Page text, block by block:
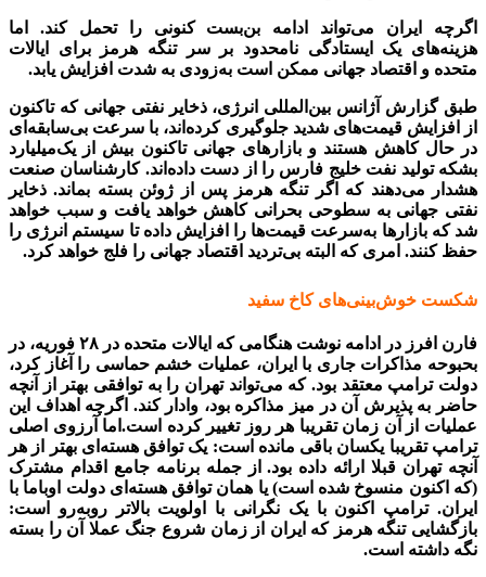
اگرچه ایران می‌تواند ادامه بن‌بست کنونی را تحمل کند. اما
هزینه‌های یک ایستادگی نامحدود بر سر تنگه هرمز برای ایالات
متحده و اقتصاد جهانی ممکن است به‌زودی به شدت افزایش یابد.
طبق گزارش آژانس بین‌المللی انرژی، ذخایر نفتی جهانی که تاکنون
از افزایش قیمت‌های شدید جلوگیری کرده‌اند، با سرعت بی‌سابقه‌ای
در حال کاهش هستند و بازارهای جهانی تاکنون بیش از یک‌میلیارد
بشکه تولید نفت خلیج فارس را از دست داده‌اند. کارشناسان صنعت
هشدار می‌دهند که اگر تنگه هرمز پس از ژوئن بسته بماند. ذخایر
نفتی جهانی به سطوحی بحرانی کاهش خواهد یافت و سبب خواهد
شد که بازارها به‌سرعت قیمت‌ها را افزایش داده تا سیستم انرژی را
حفظ کنند. امری که البته بی‌تردید اقتصاد جهانی را فلج خواهد کرد.
شکست خوش‌بینی‌های کاخ سفید
فارن افرز در ادامه نوشت هنگامی که ایالات متحده در ۲۸ فوریه، در
بحبوحه مذاکرات جاری با ایران، عملیات خشم حماسی را آغاز کرد،
دولت ترامپ معتقد بود. که می‌تواند تهران را به توافقی بهتر از آنچه
حاضر به پذیرش آن در میز مذاکره بود، وادار کند. اگرچه اهداف این
عملیات از آن زمان تقریبا هر روز تغییر کرده است.اما آرزوی اصلی
ترامپ تقریبا یکسان باقی مانده است: یک توافق هسته‌ای بهتر از هر
آنچه تهران قبلا ارائه داده بود. از جمله برنامه جامع اقدام مشترک
(که اکنون منسوخ شده است) یا همان توافق هسته‌ای دولت اوباما با
ایران. ترامپ اکنون با یک نگرانی با اولویت بالاتر روبه‌رو است:
بازگشایی تنگه هرمز که ایران از زمان شروع جنگ عملا آن را بسته
نگه داشته است.